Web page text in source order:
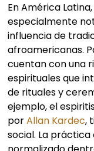
En América
especialmente
influencia de
afroamericanas.
cuentan con una
espirituales que
de rituales y
ejemplo, el
porAllan Kardec,
social. La